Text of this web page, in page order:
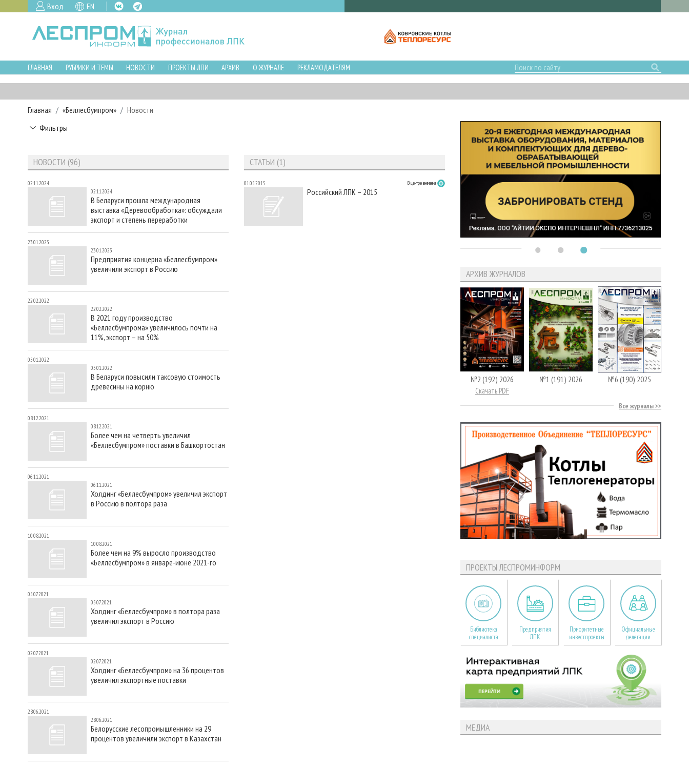
Вход EN
ГЛАВНАЯ РУБРИКИ И ТЕМЫ НОВОСТИ ПРОЕКТЫ ЛПИ АРХИВ О ЖУРНАЛЕ РЕКЛАМОДАТЕЛЯМ
Главная «Беллесбумпром»
Новости
Фильтры
НОВОСТИ (96)
02.11.2024
02.11.2024
В Беларуси прошла международная
выставка «Деревообработка»: обсуждали
экспорт и степень переработки
23.01.2023
23.01.2023
Предприятия концерна «Беллесбумпром»
увеличили экспорт в Россию
22.02.2022
22.02.2022
В 2021 году производство
«Беллесбумпрома» увеличилось почти на
11%, экспорт – на 50%
05.01.2022
05.01.2022
В Беларуси повысили таксовую стоимость
древесины на корню
08.12.2021
08.12.2021
Более чем на четверть увеличил
«Беллесбумпром» поставки в Башкортостан
06.11.2021
06.11.2021
Холдинг «Беллесбумпром» увеличил экспорт
в Россию в полтора раза
10.08.2021
10.08.2021
Более чем на 9% выросло производство
«Беллесбумпром» в январе-июне 2021-го
05.07.2021
05.07.2021
Холдинг «Беллесбумпром» в полтора раза
увеличил экспорт в Россию
02.07.2021
02.07.2021
Холдинг «Беллесбумпром» на 36 процентов
увеличил экспортные поставки
28.06.2021
28.06.2021
Белорусские лесопромышленники на 29
процентов увеличили экспорт в Казахстан
СТАТЬИ (1)
01.05.2015 В центре внимания
Российский ЛПК – 2015
АРХИВ ЖУРНАЛОВ
№2 (192) 2026
Скачать PDF
№1 (191) 2026 №6 (190) 2025
Все журналы
ПРОЕКТЫ ЛЕСПРОМИНФОРМ
Библиотека
специалиста
Предприятия
ЛПК
Приоритетные
инвестпроекты
Официальные
делегации
МЕДИА